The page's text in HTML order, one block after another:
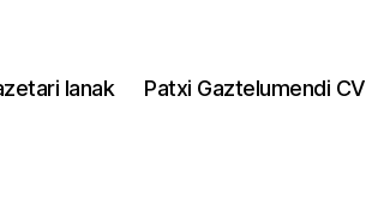
lanak Patxi Gaztelumendi CV